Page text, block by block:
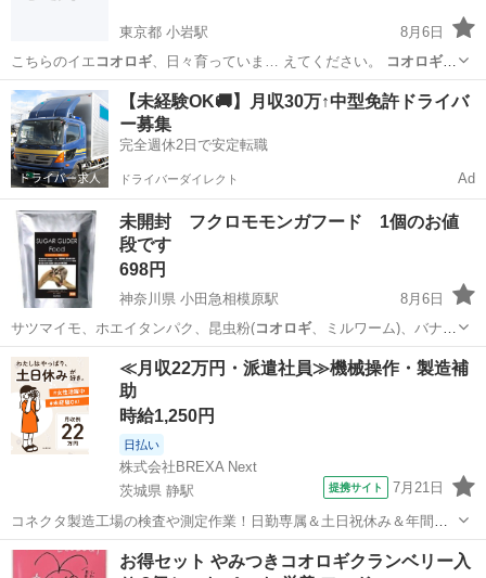
東京都 小岩駅
8月6日
こちらのイエ コオロギ、日々育っていま… えてください。
コオロギ
は、ご希望の数よ… 了承ください。コオロギをキープできる環…
東京 江戸川区 小岩駅 その他
【未経験OK🚚】月収30万↑中型免許ドライバ
ー募集
完全週休2日で安定転職
ドライバーダイレクト Ad
未開封 フクロモモンガフード 1個のお値
段です
698円
神奈川県 小田急相模原駅
8月6日
サツマイモ、ホエイタンパク、昆虫粉(コオロギ、ミルワーム)、バナナ
果肉、豚レバー…
神奈川 相模原市 小田急相模原駅 その他 フクロモモンガ
≪月収22万円・派遣社員≫機械操作・製造補
助
時給1,250円
日払い
株式会社BREXA Next
茨城県 静駅
提携サイト 7月21日
コネクタ製造工場の検査や測定作業！日勤専属＆土日祝休み＆年間休
日128日★クリーンルーム内作業★マイカー通勤OK＆無料駐車場あり
★就業先食堂利用可！日払い制度あり！《茨城県常陸大宮市》 人気の
茨城 常陸大宮市 静駅 その他
お得セット やみつきコオロギクランベリー入